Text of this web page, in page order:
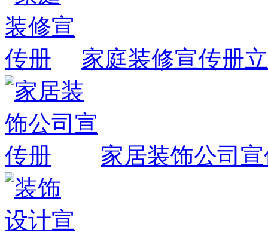
家庭装修宣传册
家居装饰公司